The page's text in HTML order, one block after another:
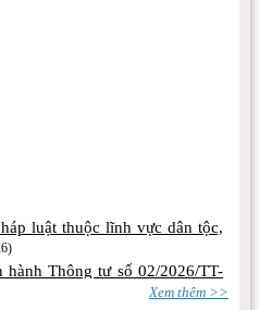
Thông tư số 02/2026/TT-
Xem thêm >>